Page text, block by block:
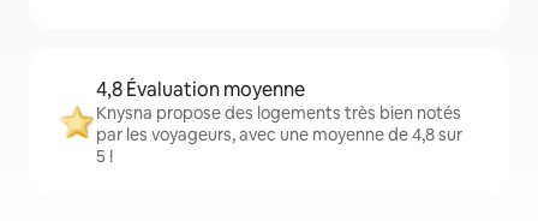
4,8 Évaluation moyenne
Knysna propose des logements très bien notés
par les voyageurs, avec une moyenne de 4,8 sur
5 !